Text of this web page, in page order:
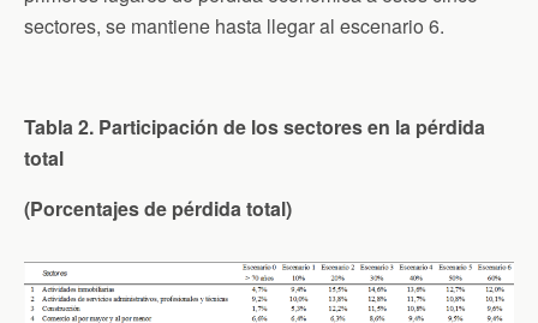
sectores, se mantiene hasta llegar al escenario 6.
Tabla 2. Participación de los sectores en la pérdida
total
(Porcentajes de pérdida total)